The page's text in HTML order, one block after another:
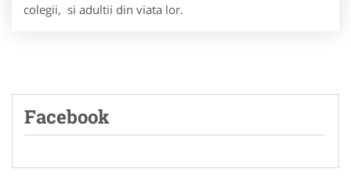
colegii, si adultii din viata lor.
Facebook